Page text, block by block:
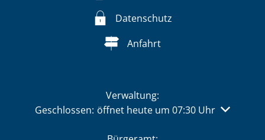
Datenschutz
Anfahrt
Verwaltung:
Klicken, um weitere Öffnungs- oder Schließzeiten
Geschlossen: öffnet heute um 07:30 Uhr